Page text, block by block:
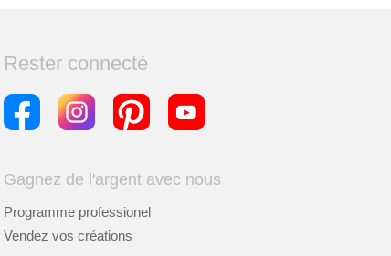
Rester connecté
Gagnez de l'argent avec nous
Programme professionel
Vendez vos créations